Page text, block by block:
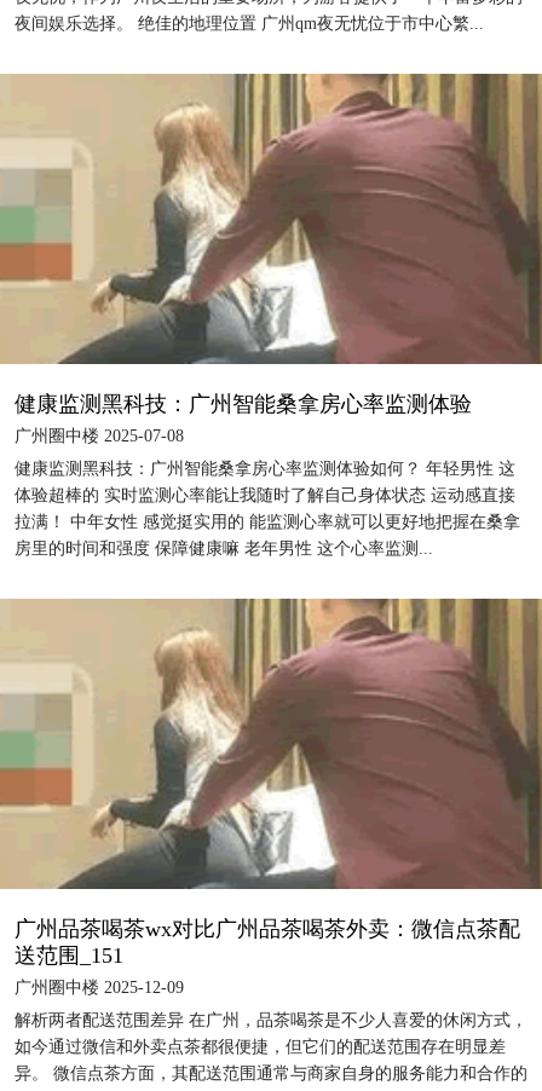
夜间娱乐选择。 绝佳的地理位置 广州qm夜无忧位于市中心繁...
健康监测黑科技：广州智能桑拿房心率监测体验
广州圈中楼 2025-07-08
健康监测黑科技：广州智能桑拿房心率监测体验如何？ 年轻男性 这
体验超棒的 实时监测心率能让我随时了解自己身体状态 运动感直接
拉满！ 中年女性 感觉挺实用的 能监测心率就可以更好地把握在桑拿
房里的时间和强度 保障健康嘛 老年男性 这个心率监测...
‌广州品茶喝茶wx对比广州品茶喝茶外卖‌：微信点茶配
送范围_151
广州圈中楼 2025-12-09
解析两者配送范围差异 在广州，品茶喝茶是不少人喜爱的休闲方式，
如今通过微信和外卖点茶都很便捷，但它们的配送范围存在明显差
异。 微信点茶方面，其配送范围通常与商家自身的服务能力和合作的